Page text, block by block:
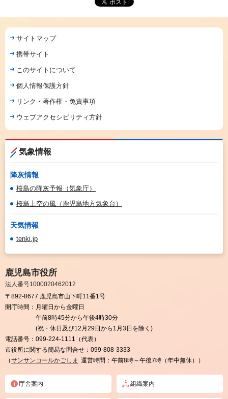
サイトマップ
携帯サイト
このサイトについて
個人情報保護方針
リンク・著作権・免責事項
ウェブアクセシビリティ方針
気象情報
降灰情報
桜島の降灰予報（気象庁）
桜島上空の風（鹿児島地方気象台）
天気情報
tenki.jp
鹿児島市役所
法人番号1000020462012
〒892-8677 鹿児島市山下町11番1号
開庁時間： 月曜日から金曜日
午前8時45分から午後4時30分
(祝・休日及び12月29日から1月3日を除く)
電話番号： 099-224-1111（代表）
市役所に関する簡易な問合せ： 099-808-3333
（サンサンコールかごしま 運営時間：午前8時～午後7時（年中無休））
庁舎案内 組織案内